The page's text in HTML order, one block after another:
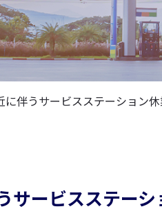
伴うサービスステーション
サービスステー